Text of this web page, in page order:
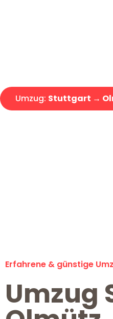
Umzug: Stuttgart →
Erfahrene & günstige
Umzug